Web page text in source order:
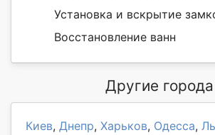
Установка и вскрытие
Восстановление ванн
Другие города
Киев, Днепр, Харьков, Одесса,